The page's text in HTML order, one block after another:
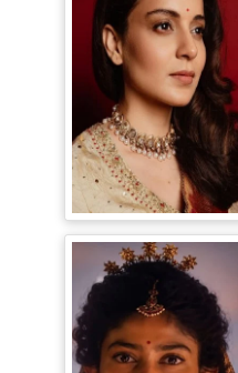
Bollywood
कहने वाली
Digital